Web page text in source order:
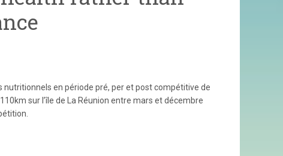
en période pré, per et post compétitive de
sur l’île de La Réunion entre mars et décembre